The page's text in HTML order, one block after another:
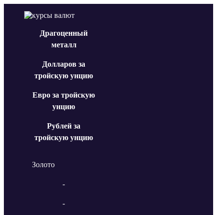
Драгоценный
металл
Долларов за
тройскую унцию
Евро за тройскую
унцию
Рублей за
тройскую унцию
Золото
-
-